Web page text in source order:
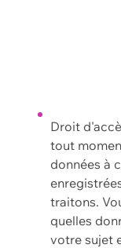
Droit
tout
données à
traitons.
quelles
votre sujet